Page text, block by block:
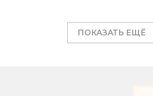
ПОКАЗАТЬ ЕЩЁ